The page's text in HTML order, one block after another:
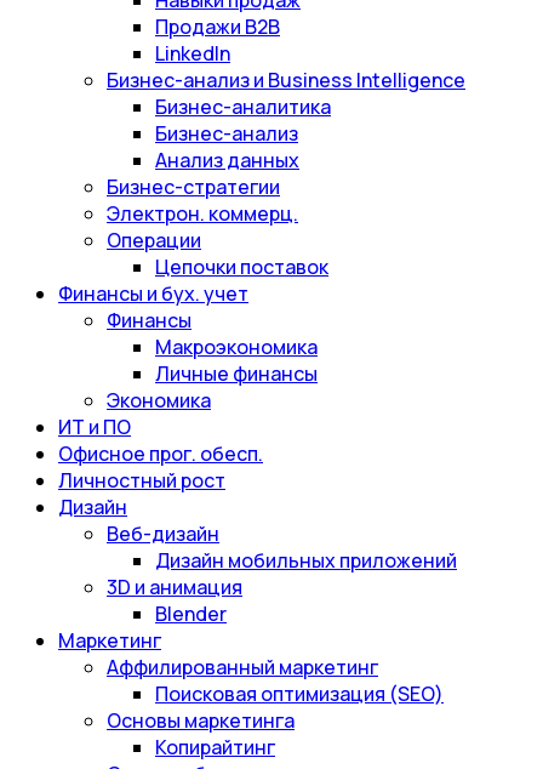
Продажи B2B
LinkedIn
Бизнес-анализ и Business Intelligence
Бизнес-аналитика
Бизнес-анализ
Анализ данных
Бизнес-стратегии
Электрон. коммерц.
Операции
Цепочки поставок
Финансы и бух. учет
Финансы
Макроэкономика
Личные финансы
Экономика
ИТ и ПО
Офисное прог. обесп.
Личностный рост
Дизайн
Веб-дизайн
Дизайн мобильных приложений
3D и анимация
Blender
Маркетинг
Аффилированный маркетинг
Поисковая оптимизация (SEO)
Основы маркетинга
Копирайтинг